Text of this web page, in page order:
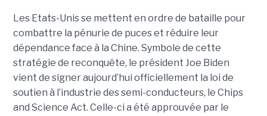
Les Etats-Unis se mettent en ordre de bataille pour
combattre la pénurie de puces et réduire leur
dépendance face à la Chine. Symbole de cette
stratégie de reconquête, le président Joe Biden
vient de signer aujourd’hui officiellement la loi de
soutien à l’industrie des semi-conducteurs, le Chips
and Science Act. Celle-ci a été approuvée par le